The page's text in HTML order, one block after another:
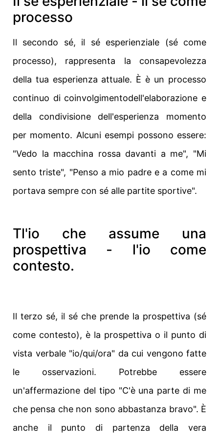
processo
Il secondo sé, il sé esperienziale (sé come
processo), rappresenta la consapevolezza
della tua esperienza attuale. È è un processo
continuo di coinvolgimentodell'elaborazione e
della condivisione dell'esperienza momento
per momento. Alcuni esempi possono essere:
"Vedo la macchina rossa davanti a me", "Mi
sento triste", "Penso a mio padre e a come mi
portava sempre con sé alle partite sportive".
Tl'io che assume una
prospettiva - l'io come
contesto.
Il terzo sé, il sé che prende la prospettiva (sé
come contesto), è la prospettiva o il punto di
vista verbale "io/qui/ora" da cui vengono fatte
le osservazioni. Potrebbe essere
un'affermazione del tipo "C'è una parte di me
che pensa che non sono abbastanza bravo". È
anche il punto di partenza della vera